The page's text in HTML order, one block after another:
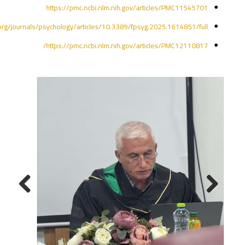
https://pmc.ncbi.nlm.nih.gov/articles/PMC11545701
journals/psychology/articles/10.3389/fpsyg.2025.1614851/full
https://pmc.ncbi.nlm.nih.gov/articles/PMC12110817/
Previous
Next